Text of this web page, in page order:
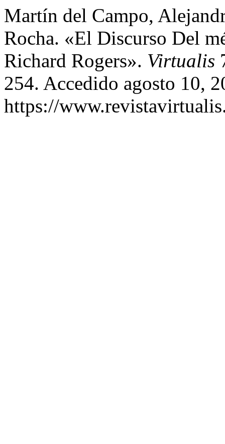
Martín del Campo,
Rocha. «El Discurso Del
Richard Rogers». Virtualis
254. Accedido agosto 10,
https://